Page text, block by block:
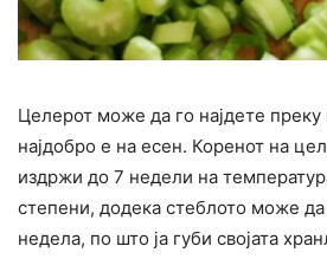
Целерот може да го најдете преку
најдобро е на есен. Коренот на
издржи до 7 недели на
степени, додека стеблото може да
недела, по што ја губи својата